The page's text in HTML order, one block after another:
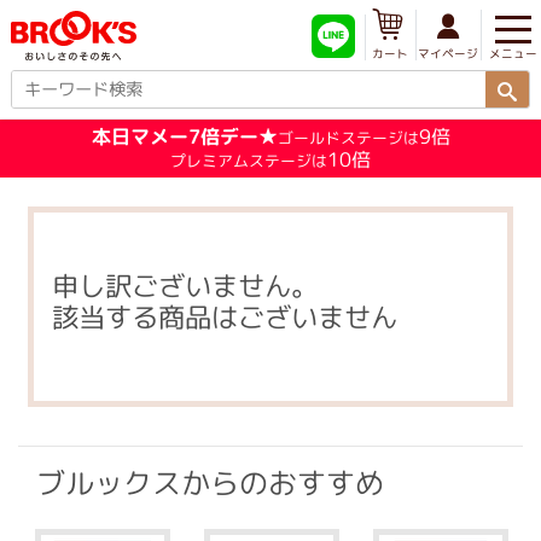
メニュー
マイページ
カート
本日マメー7倍デー★ゴールドステージは9倍
プレミアムステージは10倍
申し訳ございません。
該当する商品はございません
ブルックスからのおすすめ